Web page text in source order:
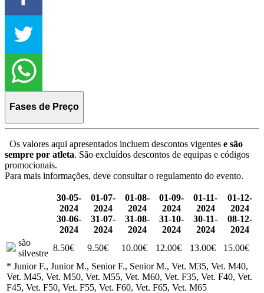
Fases de Preço
Os valores aqui apresentados incluem descontos vigentes e são
sempre por atleta. São excluídos descontos de equipas e códigos
promocionais.
Para mais informações, deve consultar o regulamento do evento.
30-05-
2024
30-06-
2024
01-07-
2024
31-07-
2024
01-08-
2024
31-08-
2024
01-09-
2024
31-10-
2024
01-11-
2024
30-11-
2024
01-12-
2024
08-12-
2024
são
silvestre
8.50€ 9.50€ 10.00€ 12.00€ 13.00€
15.00€
* Junior F., Junior M., Senior F., Senior M., Vet. M35, Vet. M40,
Vet. M45, Vet. M50, Vet. M55, Vet. M60, Vet. F35, Vet. F40, Vet.
F45, Vet. F50, Vet. F55, Vet. F60, Vet. F65, Vet. M65